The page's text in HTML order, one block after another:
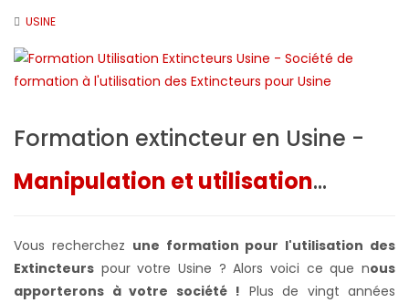
USINE
Formation extincteur en Usine -
Manipulation et utilisation...
Vous recherchez une formation pour l'utilisation des
Extincteurs pour votre Usine ? Alors voici ce que nous
apporterons à votre société ! Plus de vingt années